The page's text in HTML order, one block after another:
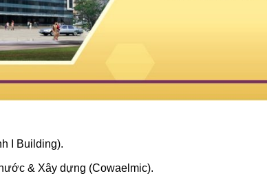
I Building).
& Xây dựng (Cowaelmic).